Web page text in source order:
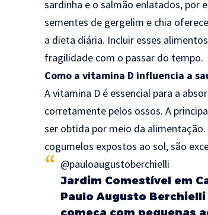
sardinha e o salmão enlatados, por
sementes de gergelim e chia
a dieta diária. Incluir esses
fragilidade com o passar do tempo.
Como a vitamina D influencia a
A vitamina D é essencial para a
corretamente pelos ossos. A
ser obtida por meio da
cogumelos expostos ao sol, são
@pauloaugustoberchielli
Jardim Comestível em
Paulo Augusto